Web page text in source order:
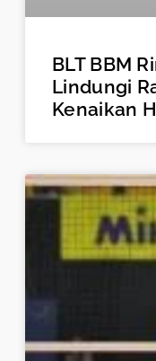
BLT BBM
Lindungi
Kenaikan